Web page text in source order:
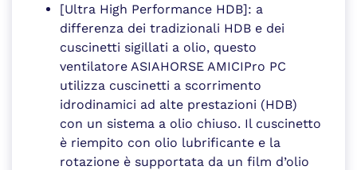
[Ultra High Performance HDB]: a
differenza dei tradizionali HDB e dei
cuscinetti sigillati a olio, questo
ventilatore ASIAHORSE AMICIPro PC
utilizza cuscinetti a scorrimento
idrodinamici ad alte prestazioni (HDB)
con un sistema a olio chiuso. Il cuscinetto
è riempito con olio lubrificante e la
rotazione è supportata da un film d’olio